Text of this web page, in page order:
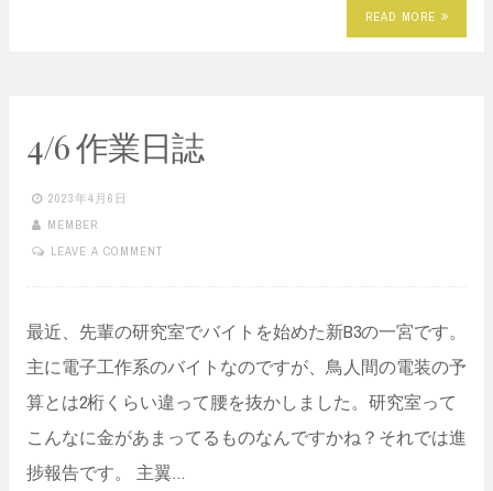
READ MORE
4/6 作業日誌
2023年4月6日
MEMBER
LEAVE A COMMENT
最近、先輩の研究室でバイトを始めた新B3の一宮です。
主に電子工作系のバイトなのですが、鳥人間の電装の予
算とは2桁くらい違って腰を抜かしました。研究室って
こんなに金があまってるものなんですかね？それでは進
捗報告です。 主翼…